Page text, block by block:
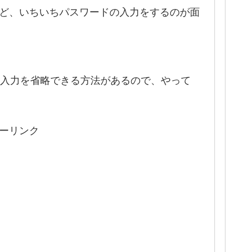
、いちいちパスワードの入力をするのが面
力を省略できる方法があるので、やって
リンク